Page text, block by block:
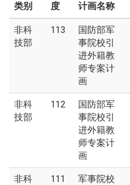
类别
度
计画名称
非科
技部
113
国防部军
事院校引
进外籍教
师专案计
画
非科
技部
112
国防部军
事院校引
进外籍教
师专案计
画
非科
111
军事院校